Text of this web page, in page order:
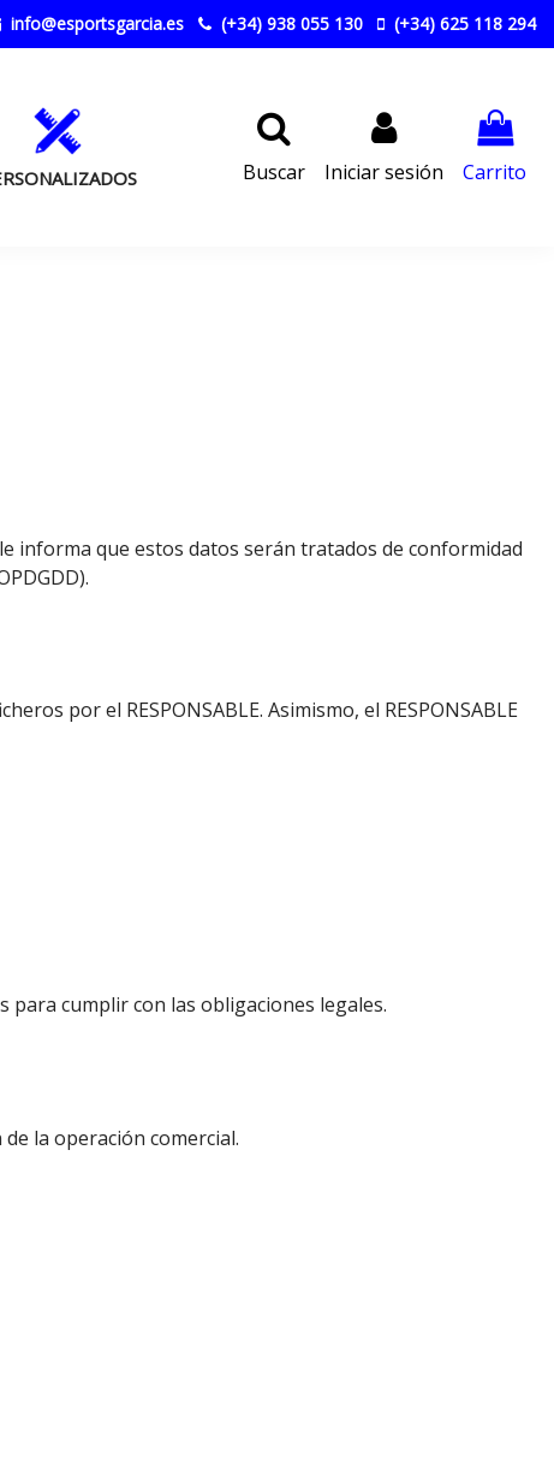
info@esportsgarcia.es (+34) 938 055 130 (+34) 625 118 294
Buscar Iniciar sesión Carrito
informa que estos datos serán tratados de conformidad
por el RESPONSABLE. Asimismo, el RESPONSABLE
cumplir con las obligaciones legales.
la operación comercial.